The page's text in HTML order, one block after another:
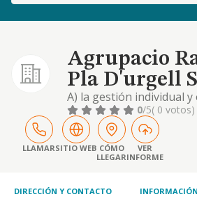
Agrupacio
Pla D'urgell
A) la gestión individual
y otras deyecciones
tratamiento de purines y
ganaderas, mediante la
instalaciones
inversiones en el capital
al tratamie.
0/5( 0 votos)
LLAMARSITIO WEB CÓMO
LLEGAR
VER
INFORME
DIRECCIÓN Y CONTACTO